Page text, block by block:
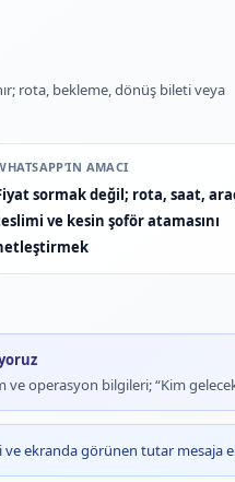
rota, bekleme, dönüş bileti veya
AMACI
sormak değil; rota, saat,
ve kesin şoför atamasını
operasyon bilgileri; “Kim
ekranda görünen tutar mesaja